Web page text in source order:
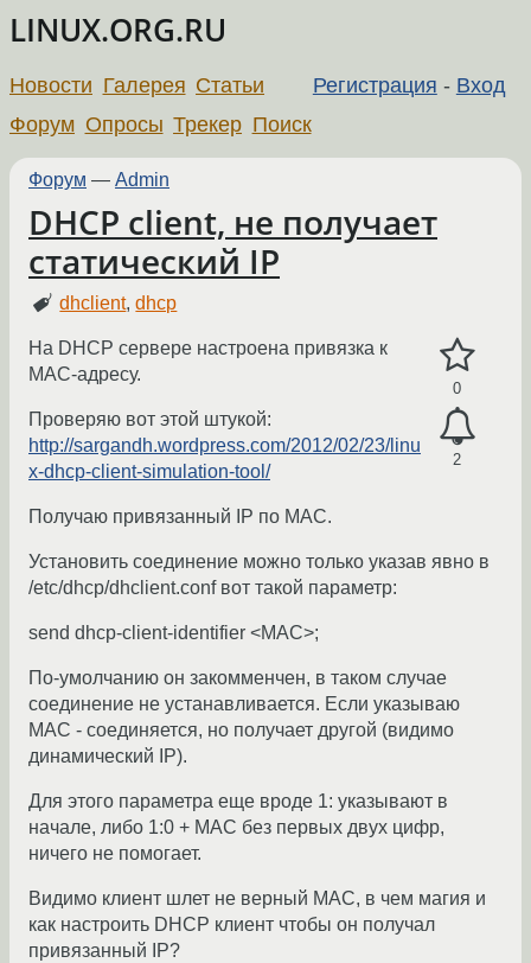
LINUX.ORG.RU
Регистрация - Вход
Новости Галерея Статьи
Форум Опросы Трекер Поиск
Форум — Admin
DHCP client, не получает
статический IP
dhclient,dhcp
0
2
На DHCP сервере настроена привязка к
MAC-адресу.
Проверяю вот этой штукой:
http://sargandh.wordpress.com/2012/02/23/linu
x-dhcp-client-simulation-tool/
Получаю привязанный IP по MAC.
Установить соединение можно только указав явно в
/etc/dhcp/dhclient.conf вот такой параметр:
send dhcp-client-identifier <MAC>;
По-умолчанию он закомменчен, в таком случае
соединение не устанавливается. Если указываю
MAC - соединяется, но получает другой (видимо
динамический IP).
Для этого параметра еще вроде 1: указывают в
начале, либо 1:0 + MAC без первых двух цифр,
ничего не помогает.
Видимо клиент шлет не верный MAC, в чем магия и
как настроить DHCP клиент чтобы он получал
привязанный IP?